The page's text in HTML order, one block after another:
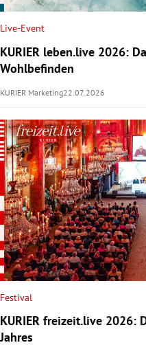
Live-Event
KURIER leben.live 2026:
Wohlbefinden
KURIER Marketing22.07.2026
Festival
KURIER freizeit.live 2026:
Jahres